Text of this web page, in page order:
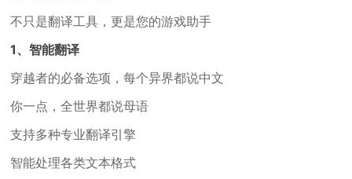
不只是翻译工具，更是您的游戏助手
1、智能翻译
穿越者的必备选项，每个异界都说中文
你一点，全世界都说母语
支持多种专业翻译引擎
智能处理各类文本格式